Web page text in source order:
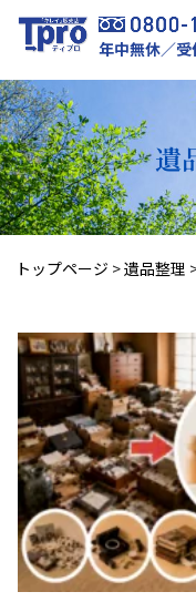
年中無休／
遺
トップページ >遺品整理